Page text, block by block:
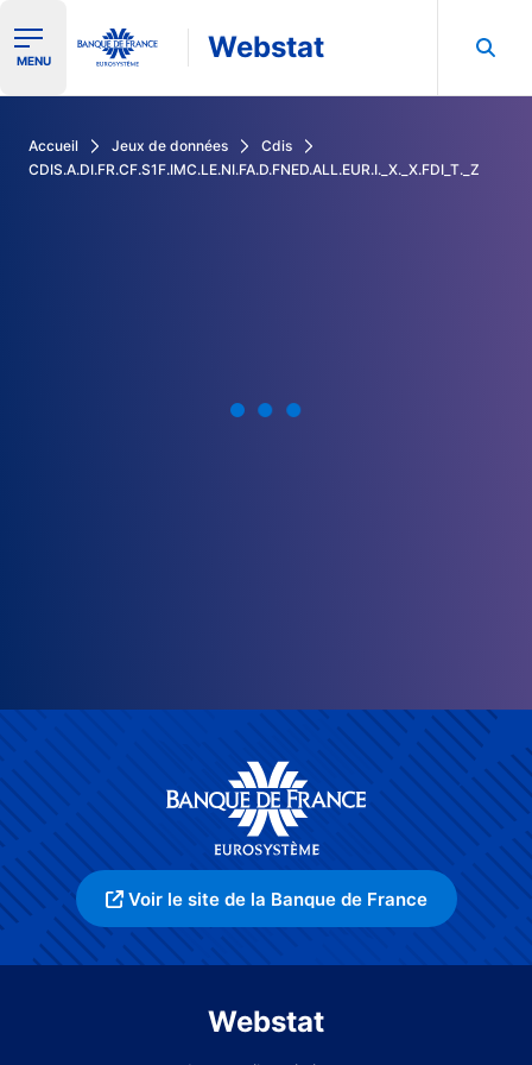
Ouvrir le menu de navigation
MENU Webstat
Accueil Jeux de données
Cdis
CDIS.A.DI.FR.CF.S1F.IMC.LE.NI.FA.D.FNED.ALL.EUR.I._X._X.FDI_T._Z
Voir le site de la Banque de France
Webstat